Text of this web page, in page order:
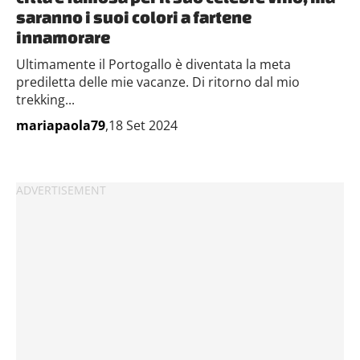
saranno i suoi colori a fartene
innamorare
Ultimamente il Portogallo è diventata la meta
prediletta delle mie vacanze. Di ritorno dal mio
trekking...
mariapaola79,18 Set 2024